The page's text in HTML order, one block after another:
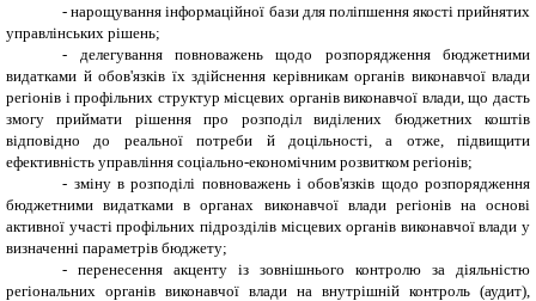
- нарощування інформаційної бази для поліпшення якості прийнятих
управлінських рішень;
- делегування повноважень щодо розпорядження бюджетними
видатками й обов'язків їх здійснення керівникам органів виконавчої влади
регіонів і профільних структур місцевих органів виконавчої влади, що дасть
змогу приймати рішення про розподіл виділених бюджетних коштів
відповідно до реальної потреби й доцільності, а отже, підвищити
ефективність управління соціально-економічним розвитком регіонів;
- зміну в розподілі повноважень і обов'язків щодо розпорядження
бюджетними видатками в органах виконавчої влади регіонів на основі
активної участі профільних підрозділів місцевих органів виконавчої влади у
визначенні параметрів бюджету;
- перенесення акценту із зовнішнього контролю за діяльністю
регіональних органів виконавчої влади на внутрішній контроль (аудит),